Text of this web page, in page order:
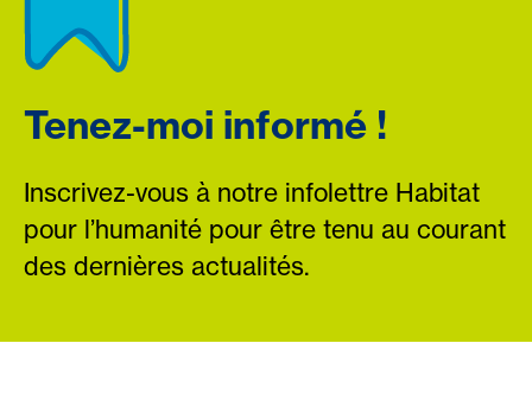
Tenez-moi informé !
Inscrivez-vous à notre infolettre Habitat
pour l’humanité pour être tenu au courant
des dernières actualités.